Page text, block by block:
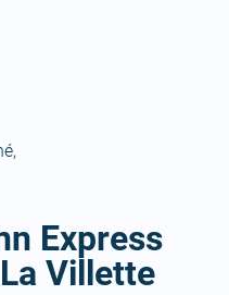
Express
Villette